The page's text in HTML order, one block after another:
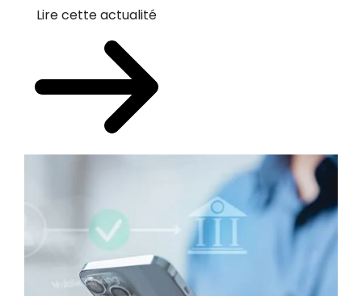
Lire cette actualité